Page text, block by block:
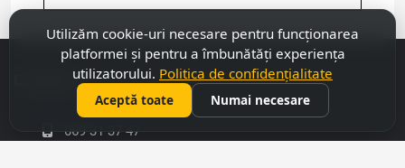
Utilizăm cookie-uri necesare pentru funcționarea
platformei și pentru a îmbunătăți experiența
utilizatorului. Politica de confidențialitate
Aceptă toate Numai necesare
Contacte
069 31 37 47